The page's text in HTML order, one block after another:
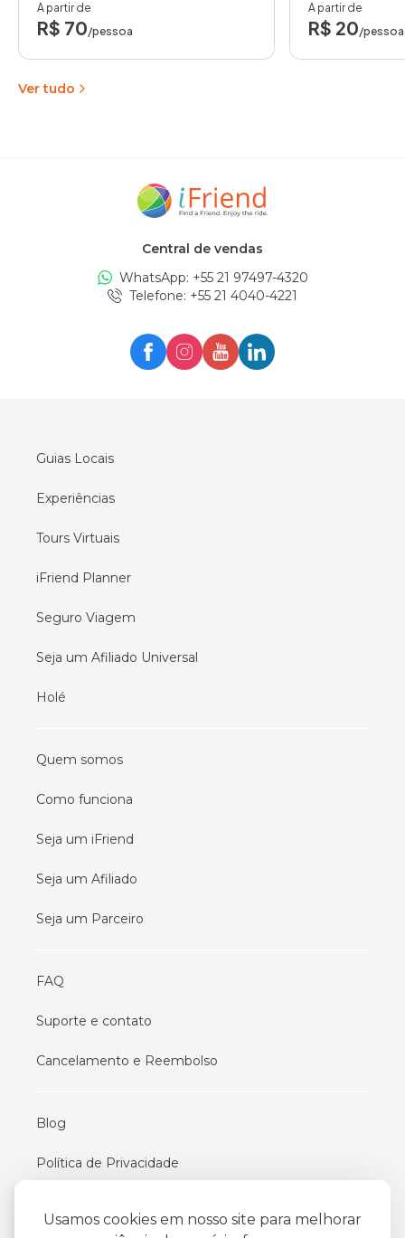
Usamos cookies em nosso site para melhorar
A partir de
R$ 70/pessoa
A partir de
R$ 20/pessoa
Ver tudo
Central de vendas
WhatsApp: +55 21 97497-4320
Telefone: +55 21 4040-4221
Guias Locais
Experiências
Tours Virtuais
iFriend Planner
Seguro Viagem
Seja um Afiliado Universal
Holé
Quem somos
Como funciona
Seja um iFriend
Seja um Afiliado
Seja um Parceiro
FAQ
Suporte e contato
Cancelamento e Reembolso
Blog
Política de Privacidade